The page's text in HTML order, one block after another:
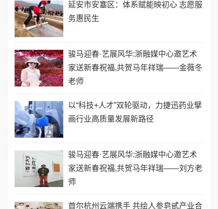
延安市安塞区：体系赋能映初心 志愿服
务惠民生
骏马迎春·艺展风华:浙融媒中心邀艺术
家送新春祝福,共贺马年祥瑞——金薇冬
老师
以“科技+人才”双轮驱动，力捷迅药业擘
画行业高质量发展新路径
骏马迎春·艺展风华:浙融媒中心邀艺术
家送新春祝福,共贺马年祥瑞——刘方老
师
首尔杭州云端携手 共绘人参皂甙产业合